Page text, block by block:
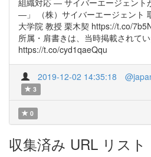
組織対応 ― サイバーエージェント
―」 （株）サイバーエージェント
大学院 教授 栗木契 https://t.co/
所属・肩書きは、当時掲載されて
https://t.co/cyd1qaeQqu
2019-12-02 14:35:18
3
0
収集済み URL リスト